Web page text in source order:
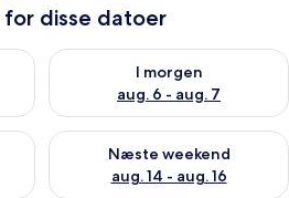
disse datoer
aug. 5 - aug. 6
I morgen
aug. 6 - aug. 7
Tjek tilgængelighed for i
weekend aug. 7 - aug. 9
Næste weekend
aug. 14 - aug. 16
Tjek tilgængelighed for næste